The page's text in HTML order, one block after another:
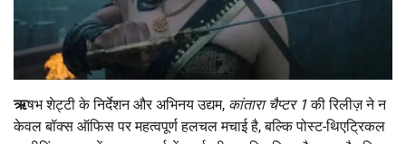
ऋषभ शेट्टी के निर्देशन और अभिनय उद्यम, कांतारा चैप्टर 1की रिलीज़ ने न
केवल बॉक्स ऑफिस पर महत्वपूर्ण हलचल मचाई है, बल्कि पोस्ट-थिएट्रिकल